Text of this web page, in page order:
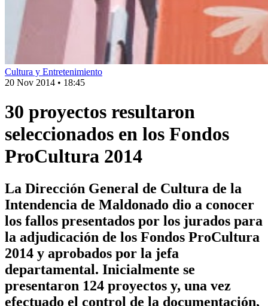
Cultura y Entretenimiento
20 Nov 2014 • 18:45
30 proyectos resultaron
seleccionados en los Fondos
ProCultura 2014
La Dirección General de Cultura de la
Intendencia de Maldonado dio a conocer
los fallos presentados por los jurados para
la adjudicación de los Fondos ProCultura
2014 y aprobados por la jefa
departamental. Inicialmente se
presentaron 124 proyectos y, una vez
efectuado el control de la documentación,